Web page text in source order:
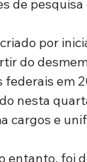
de
por
do
em
nesta
cargos e
entanto, foi